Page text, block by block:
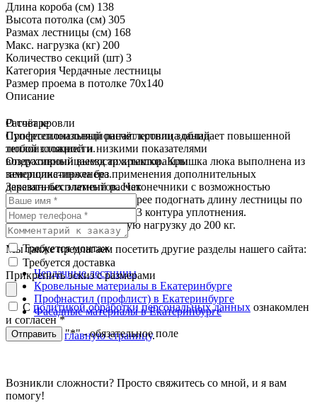
Длина короба (см) 138
Высота потолка (см) 305
Размах лестницы (см) 168
Макс. нагрузка (кг) 200
Количество секций (шт) 3
Категория Чердачные лестницы
Размер проема в потолке 70x140
Описание
О товаре
Супертеплоизоляционная лестница обладает повышенной
теплоизоляцией и низкими показателями
воздухопроницаемости крышки. Крышка люка выполнена из
пенополистирола без применения дополнительных
деревянных элементов. Наконечники с возможностью
регулировки помогут быстрее подогнать длину лестницы по
высоте помещения. Имеет 3 контура уплотнения.
Выдерживает повышенную нагрузку до 200 кг.
Мы также предлагаем посетить другие разделы нашего сайта:
Чердачные лестницы
Кровельные материалы в Екатеринбурге
Профнастил (профлист) в Екатеринбурге
Фасадные материалы в Екатеринбурге
Перейти на главную страницу.
Расчёт кровли
Профессиональный расчёт кровли зданий
любой сложности.
Оперативный выезд архитектора или
замерщика-инженера.
Заказать бесплатный расчет
Требуется монтаж
Требуется доставка
Прикрепить эскиз с размерами
С политикой обработки персональных данных ознакомлен
и согласен*
Отправить "*" - обязательное поле
Возникли сложности? Просто свяжитесь со мной, и я вам
помогу!